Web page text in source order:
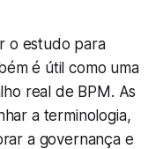
o estudo para
é útil como uma
real de BPM. As
a terminologia,
a governança e